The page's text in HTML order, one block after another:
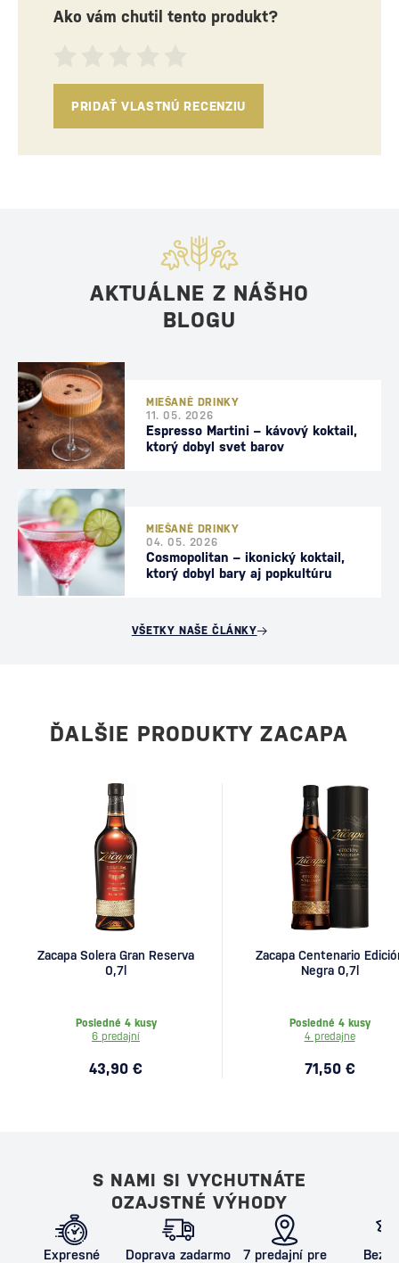
Ako vám chutil tento produkt?
PRIDAŤ VLASTNÚ RECENZIU
AKTUÁLNE Z NÁŠHO
BLOGU
MIEŠANÉ DRINKY
11. 05. 2026
Espresso Martini – kávový koktail,
ktorý dobyl svet barov
MIEŠANÉ DRINKY
04. 05. 2026
Cosmopolitan – ikonický koktail,
ktorý dobyl bary aj popkultúru
VŠETKY NAŠE ČLÁNKY
ĎALŠIE PRODUKTY ZACAPA
Zacapa Solera Gran Reserva
0,7l
Posledné 4 kusy
6 predajní
43,90 €
Zacapa Centenario
Negra 0,7l
Posledné 4 kusy
4 predajne
71,50 €
S NAMI SI VYCHUTNÁTE
OZAJSTNÉ VÝHODY
Expresné
Doprava zadarmo
7 predajní pre